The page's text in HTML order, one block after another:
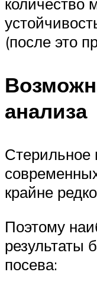
(после это
анализа
Стерильное
крайне
Поэтому
результаты
посева: